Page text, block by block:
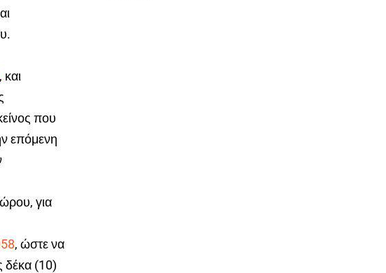
, και
που
επόμενη
για
, ώστε να
δέκα (10)